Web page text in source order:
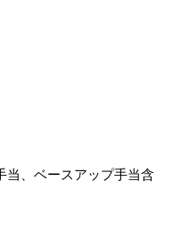
、ベースアップ手当含